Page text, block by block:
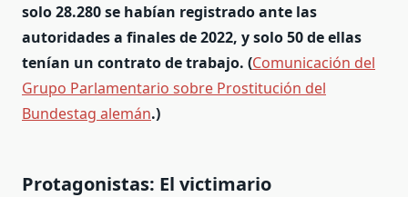
solo 28.280 se habían registrado ante las
autoridades a finales de 2022, y solo 50 de ellas
tenían un contrato de trabajo. (Comunicación del
Grupo Parlamentario sobre Prostitución del
Bundestag alemán.)
Protagonistas: El victimario